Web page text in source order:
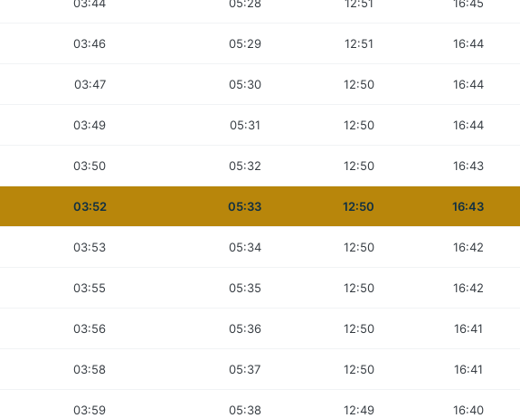
03:46 05:29 12:51 16:44
03:47 05:30 12:50 16:44
03:49 05:31 12:50 16:44
03:50 05:32 12:50 16:43
03:52 05:33 12:50 16:43
03:53 05:34 12:50 16:42
03:55 05:35 12:50 16:42
03:56 05:36 12:50 16:41
03:58 05:37 12:50 16:41
03:59 05:38 12:49 16:40